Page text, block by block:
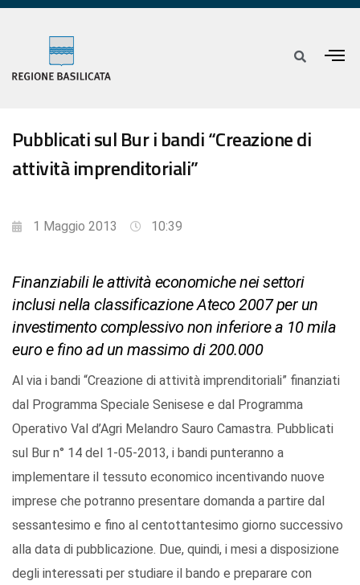
Pubblicati sul Bur i bandi “Creazione di
attività imprenditoriali”
1 Maggio 2013 10:39
Finanziabili le attività economiche nei settori
inclusi nella classificazione Ateco 2007 per un
investimento complessivo non inferiore a 10 mila
euro e fino ad un massimo di 200.000
Al via i bandi “Creazione di attività imprenditoriali” finanziati
dal Programma Speciale Senisese e dal Programma
Operativo Val d’Agri Melandro Sauro Camastra. Pubblicati
sul Bur n° 14 del 1-05-2013, i bandi punteranno a
implementare il tessuto economico incentivando nuove
imprese che potranno presentare domanda a partire dal
sessantesimo e fino al centottantesimo giorno successivo
alla data di pubblicazione. Due, quindi, i mesi a disposizione
degli interessati per studiare il bando e preparare con